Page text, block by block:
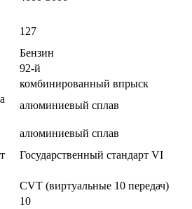
127
Бензин
92-й
комбинированный впрыск
алюминиевый сплав
алюминиевый сплав
Государственный стандарт VI
CVT (виртуальные 10 передач)
10